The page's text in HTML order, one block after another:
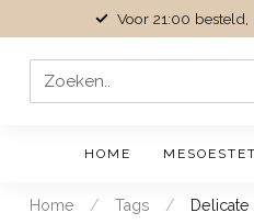
Voor 21:00 besteld,
HOME
Home / Tags /